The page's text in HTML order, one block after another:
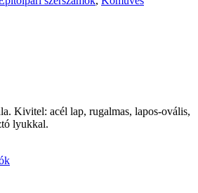
Kivitel: acél lap, rugalmas, lapos-ovális,
lyukkal.